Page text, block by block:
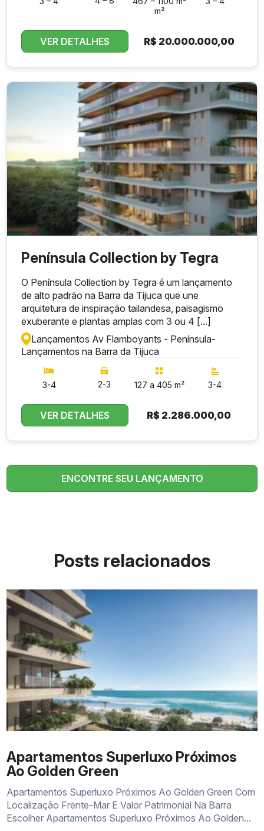
m²
VER DETALHES R$ 20.000.000,00
Península Collection by Tegra
O Península Collection by Tegra é um lançamento
de alto padrão na Barra da Tijuca que une
arquitetura de inspiração tailandesa, paisagismo
exuberante e plantas amplas com 3 ou 4 [...]
Lançamentos Av Flamboyants - Península-
Lançamentos na Barra da Tijuca
3-4 2-3 127 a 405 m² 3-4
VER DETALHES R$ 2.286.000,00
ENCONTRE SEU LANÇAMENTO
Posts relacionados
Apartamentos Superluxo Próximos
Ao Golden Green
Apartamentos Superluxo Próximos Ao Golden Green Com
Localização Frente-Mar E Valor Patrimonial Na Barra
Escolher Apartamentos Superluxo Próximos Ao Golden...